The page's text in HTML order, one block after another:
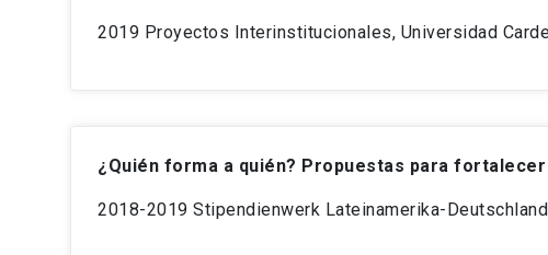
2019 Proyectos Interinstitucionales, Universidad
¿Quién forma a quién? Propuestas para
2018-2019 Stipendienwerk Lateinamerika-